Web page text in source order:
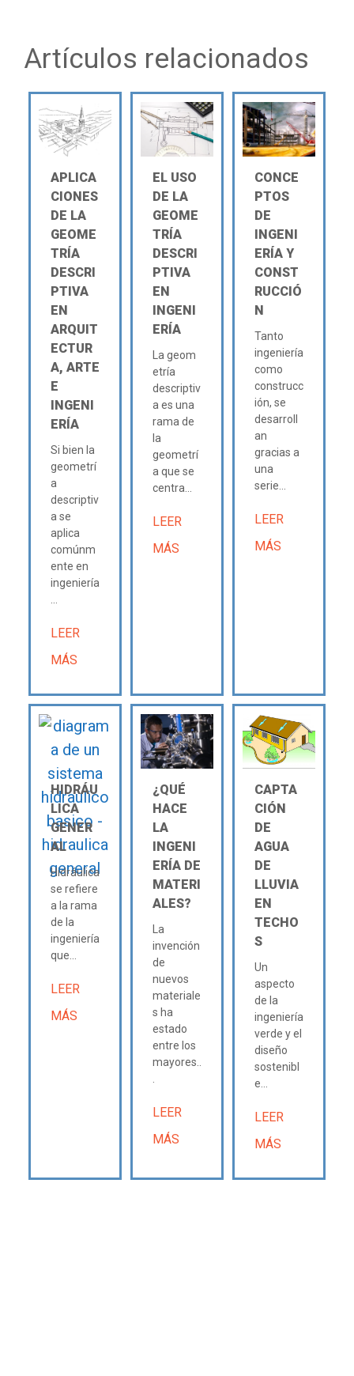
Artículos relacionados
APLICA
CIONES
DE LA
GEOME
TRÍA
DESCRI
PTIVA
EN
ARQUIT
ECTUR
A, ARTE
E
INGENI
ERÍA
Si bien la
geometrí
a
descriptiv
a se
aplica
comúnm
ente en
ingeniería
...
LEER
MÁS
EL USO
DE LA
GEOME
TRÍA
DESCRI
PTIVA
EN
INGENI
ERÍA
La geom
etría
descriptiv
a es una
rama de
la
geometrí
a que se
centra...
LEER
MÁS
CONCE
PTOS
DE
INGENI
ERÍA Y
CONST
RUCCIÓ
N
Tanto
ingeniería
como
construcc
ión, se
desarroll
an
gracias a
una
serie...
LEER
MÁS
HIDRÁU
LICA
GENER
AL
Hidráulica
se refiere
a la rama
de la
ingeniería
que...
LEER
MÁS
¿QUÉ
HACE
LA
INGENI
ERÍA DE
MATERI
ALES?
La
invención
de
nuevos
materiale
s ha
estado
entre los
mayores..
.
LEER
MÁS
CAPTA
CIÓN
DE
AGUA
DE
LLUVIA
EN
TECHO
S
Un
aspecto
de la
ingeniería
verde y el
diseño
sostenibl
e...
LEER
MÁS